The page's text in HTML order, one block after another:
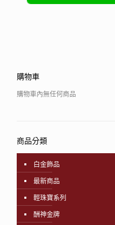
購物車
購物車內無任何商品
商品分類
白金飾品
最新商品
輕珠寶系列
酬神金牌